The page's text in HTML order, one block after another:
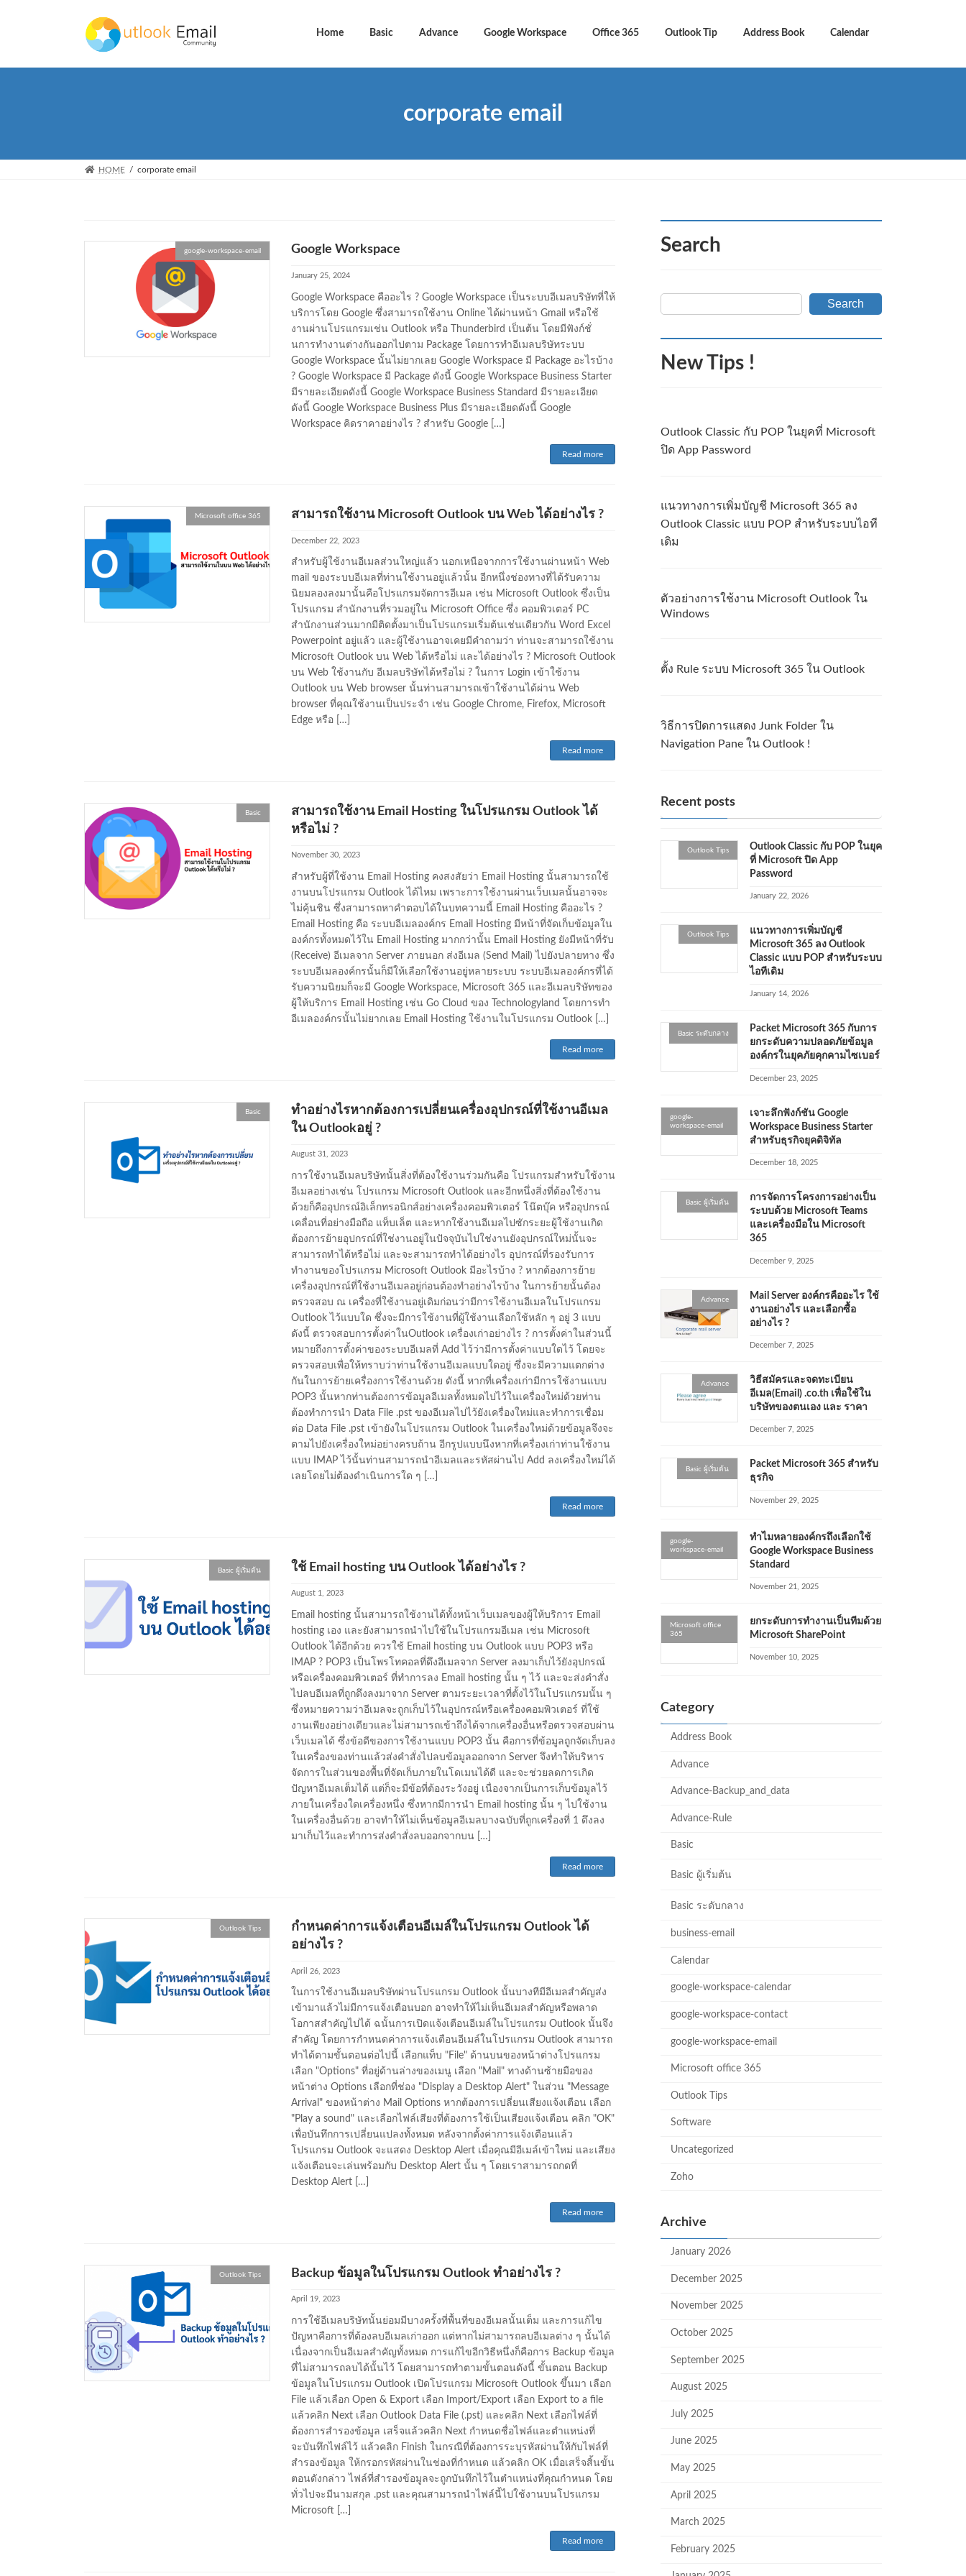
Home Basic Advance Google Workspace Office 365 Outlook Tip Address Book Calendar
corporate email
HOME corporate email
google-workspace-email Google Workspace
January 25, 2024
Google Workspace คืออะไร ? Google Workspace เป็นระบบอีเมลบริษัทที่ให้
บริการโดย Google ซึ่งสามารถใช้งาน Online ได้ผ่านหน้า Gmail หรือใช้
งานผ่านโปรแกรมเช่น Outlook หรือ Thunderbird เป็นต้น โดยมีฟังก์ชั่
นการทำงานต่างกันออกไปตาม Package โดยการทำอีเมลบริษัทระบบ
Google Workspace นั้นไม่ยากเลย Google Workspace มี Package อะไรบ้าง
? Google Workspace มี Package ดังนี้ Google Workspace Business Starter
มีรายละเอียดดังนี้ Google Workspace Business Standard มีรายละเอียด
ดังนี้ Google Workspace Business Plus มีรายละเอียดดังนี้ Google
Workspace คิดราคาอย่างไร ? สำหรับ Google […]
Read more
Microsoft office 365 สามารถใช้งาน Microsoft Outlook บน Web ได้อย่างไร ?
December 22, 2023
สำหรับผู้ใช้งานอีเมลส่วนใหญ่แล้ว นอกเหนือจากการใช้งานผ่านหน้า Web
mail ของระบบอีเมลที่ท่านใช้งานอยู่แล้วนั้น อีกหนึ่งช่องทางที่ได้รับความ
นิยมลองลงมานั้นคือโปรแกรมจัดการอีเมล เช่น Microsoft Outlook ซึ่งเป็น
โปรแกรม สำนักงานที่รวมอยู่ใน Microsoft Office ซึ่ง คอมพิวเตอร์ PC
สำนักงานส่วนมากมีติดตั้งมาเป็นโปรแกรมเริ่มต้นเช่นเดียวกัน Word Excel
Powerpoint อยู่แล้ว และผู้ใช้งานอาจเคยมีคำถามว่า ท่านจะสามารถใช้งาน
Microsoft Outlook บน Web ได้หรือไม่ และได้อย่างไร ? Microsoft Outlook
บน Web ใช้งานกับ อีเมลบริษัทได้หรือไม่ ? ในการ Login เข้าใช้งาน
Outlook บน Web browser นั้นท่านสามารถเข้าใช้งานได้ผ่าน Web
browser ที่คุณใช้งานเป็นประจำ เช่น Google Chrome, Firefox, Microsoft
Edge หรือ […]
Read more
Basic
สามารถใช้งาน Email Hosting ในโปรแกรม Outlook ได้
หรือไม่ ?
November 30, 2023
สำหรับผู้ที่ใช้งาน Email Hosting คงสงสัยว่า Email Hosting นั้นสามารถใช้
งานบนโปรแกรม Outlook ได้ไหม เพราะการใช้งานผ่านเว็บเมลนั้นอาจจะ
ไม่คุ้นชิน ซึ่งสามารถหาคำตอบได้ในบทความนี้ Email Hosting คืออะไร ?
Email Hosting คือ ระบบอีเมลองค์กร Email Hosting มีหน้าที่จัดเก็บข้อมูลใน
องค์กรทั้งหมดไว้ใน Email Hosting มากกว่านั้น Email Hosting ยังมีหน้าที่รับ
(Receive) อีเมลจาก Server ภายนอก ส่งอีเมล (Send Mail) ไปยังปลายทาง ซึ่ง
ระบบอีเมลองค์กรนั้นก็มีให้เลือกใช้งานอยู่หลายระบบ ระบบอีเมลองค์กรที่ได้
รับความนิยมก็จะมี Google Workspace, Microsoft 365 และอีเมลบริษัทของ
ผู้ให้บริการ Email Hosting เช่น Go Cloud ของ Technologyland โดยการทำ
อีเมลองค์กรนั้นไม่ยากเลย Email Hosting ใช้งานในโปรแกรม Outlook […]
Read more
Basic
ทำอย่างไรหากต้องการเปลี่ยนเครื่องอุปกรณ์ที่ใช้งานอีเมล
ใน Outlookอยู่ ?
August 31, 2023
การใช้งานอีเมลบริษัทนั้นสิ่งที่ต้องใช้งานร่วมกันคือ โปรแกรมสำหรับใช้งาน
อีเมลอย่างเช่น โปรแกรม Microsoft Outlook และอีกหนึ่งสิ่งที่ต้องใช้งาน
ด้วยก็คืออุปกรณ์อิเล็กทรอนิกส์อย่างเครื่องคอมพิวเตอร์ โน๊ตบุ๊ค หรืออุปกรณ์
เคลื่อนที่อย่างมือถือ แท็บเล็ต และหากใช้งานอีเมลไปซักระยะผู้ใช้งานเกิด
ต้องการย้ายอุปกรณ์ที่ใช่งานอยู่ในปัจจุบันไปใช่งานยังอุปกรณ์ใหม่นั้นจะ
สามารถทำได้หรือไม่ และจะสามารถทำได้อย่างไร อุปกรณ์ที่รองรับการ
ทำงานของโปรแกรม Microsoft Outlook มีอะไรบ้าง ? หากต้องการย้าย
เครื่องอุปกรณ์ที่ใช้งานอีเมลอยู่ก่อนต้องทำอย่างไรบ้าง ในการย้ายนั้นต้อง
ตรวจสอบ ณ เครื่องที่ใช้งานอยู่เดิมก่อนว่ามีการใช้งานอีเมลในโปรแกรม
Outlook ไว้แบบใด ซึ่งจะมีการใช้งานที่ผู้ใช้งานเลือกใช้หลัก ๆ อยู่ 3 แบบ
ดังนี้ ตรวจสอบการตั้งค่าในOutlook เครื่องเก่าอย่างไร ? การตั้งค่าในส่วนนี้
หมายถึงการตั้งค่าของระบบอีเมลที่ Add ไว้ว่ามีการตั้งค่าแบบใดไว้ โดยจะ
ตรวจสอบเพื่อให้ทราบว่าท่านใช้งานอีเมลแบบใดอยู่ ซึ่งจะมีความแตกต่าง
กันในการย้ายเครื่องการใช้งานด้วย ดังนี้ หากที่เครื่องเก่ามีการใช้งานแบบ
POP3 นั้นหากท่านต้องการข้อมูลอีเมลทั้งหมดไปไว้ในเครื่องใหม่ด้วยท่าน
ต้องทำการนำ Data File .pst ของอีเมลไปไว้ยังเครื่องใหม่และทำการเชื่อม
ต่อ Data File .pst เข้ายังในโปรแกรม Outlook ในเครื่องใหม่ด้วยข้อมูลจึงจะ
ตามไปยังเครื่องใหม่อย่างครบถ้าน อีกรูปแบบนึงหากที่เครื่องเก่าท่านใช้งาน
แบบ IMAP ไว้นั้นท่านสามารถนำอีเมลและรหัสผ่านไป Add ลงเครื่องใหม่ได้
เลยโดยไม่ต้องดำเนินการใด ๆ […]
Read more
Basic ผู้เริ่มต้น ใช้ Email hosting บน Outlook ได้อย่างไร ?
August 1, 2023
Email hosting นั้นสามารถใช้งานได้ทั้งหน้าเว็บเมลของผู้ให้บริการ Email
hosting เอง และยังสามารถนำไปใช้ในโปรแกรมอีเมล เช่น Microsoft
Outlook ได้อีกด้วย ควรใช้ Email hosting บน Outlook แบบ POP3 หรือ
IMAP ? POP3 เป็นโพรโทคอลที่ดึงอีเมลจาก Server ลงมาเก็บไว้ยังอุปกรณ์
หรือเครื่องคอมพิวเตอร์ ที่ทำการลง Email hosting นั้น ๆ ไว้ และจะส่งคำสั่ง
ไปลบอีเมลที่ถูกดึงลงมาจาก Server ตามระยะเวลาที่ตั้งไว้ในโปรแกรมนั้น ๆ
ซึ่งหมายความว่าอีเมลจะถูกเก็บไว้ในอุปกรณ์หรือเครื่องคอมพิวเตอร์ ที่ใช้
งานเพียงอย่างเดียวและไม่สามารถเข้าถึงได้จากเครื่องอื่นหรือตรวจสอบผ่าน
เว็บเมลได้ ซึ่งข้อดีของการใช้งานแบบ POP3 นั้น คือการที่ข้อมูลถูกจัดเก็บลง
ในเครื่องของท่านแล้วส่งคำสั่งไปลบข้อมูลออกจาก Server จึงทำให้บริหาร
จัดการในส่วนของพื้นที่จัดเก็บภายในโดเมนได้ดี และจะช่วยลดการเกิด
ปัญหาอีเมลเต็มได้ แต่ก็จะมีข้อที่ต้องระวังอยู่ เนื่องจากเป็นการเก็บข้อมูลไว้
ภายในเครื่องใดเครื่องหนึ่ง ซึ่งหากมีการนำ Email hosting นั้น ๆ ไปใช้งาน
ในเครื่องอื่นด้วย อาจทำให้ไม่เห็นข้อมูลอีเมลบางฉบับที่ถูกเครื่องที่ 1 ดึงลง
มาเก็บไว้และทำการส่งคำสั่งลบออกจากบน […]
Read more
Outlook Tips
กำหนดค่าการแจ้งเตือนอีเมล์ในโปรแกรม Outlook ได้
อย่างไร ?
April 26, 2023
ในการใช้งานอีเมลบริษัทผ่านโปรแกรม Outlook นั้นบางทีมีอีเมลสำคัญส่ง
เข้ามาแล้วไม่มีการแจ้งเตือนบอก อาจทำให้ไม่เห็นอีเมลสำคัญหรือพลาด
โอกาสสำคัญไปได้ ฉนั้นการเปิดแจ้งเตือนอีเมล์ในโปรแกรม Outlook นั้นจึง
สำคัญ โดยการกำหนดค่าการแจ้งเตือนอีเมล์ในโปรแกรม Outlook สามารถ
ทำได้ตามขั้นตอนต่อไปนี้ เลือกแท็บ "File" ด้านบนของหน้าต่างโปรแกรม
เลือก "Options" ที่อยู่ด้านล่างของเมนู เลือก "Mail" ทางด้านซ้ายมือของ
หน้าต่าง Options เลือกที่ช่อง "Display a Desktop Alert" ในส่วน "Message
Arrival" ของหน้าต่าง Mail Options หากต้องการเปลี่ยนเสียงแจ้งเตือน เลือก
"Play a sound" และเลือกไฟล์เสียงที่ต้องการใช้เป็นเสียงแจ้งเตือน คลิก "OK"
เพื่อบันทึกการเปลี่ยนแปลงทั้งหมด หลังจากตั้งค่าการแจ้งเตือนแล้ว
โปรแกรม Outlook จะแสดง Desktop Alert เมื่อคุณมีอีเมล์เข้าใหม่ และเสียง
แจ้งเตือนจะเล่นพร้อมกับ Desktop Alert นั้น ๆ โดยเราสามารถกดที่
Desktop Alert […]
Read more
Outlook Tips Backup ข้อมูลในโปรแกรม Outlook ทำอย่างไร ?
April 19, 2023
การใช้อีเมลบริษัทนั้นย่อมมีบางครั้งที่พื้นที่ของอีเมลนั้นเต็ม และการแก้ไข
ปัญหาคือการที่ต้องลบอีเมลเก่าออก แต่หากไม่สามารถลบอีเมลต่าง ๆ นั้นได้
เนื่องจากเป็นอีเมลสำคัญทั้งหมด การแก้ไขอีกวิธีหนึ่งก็คือการ Backup ข้อมูล
ที่ไม่สามารถลบได้นั้นไว้ โดยสามารถทำตามขั้นตอนดังนี้ ขั้นตอน Backup
ข้อมูลในโปรแกรม Outlook เปิดโปรแกรม Microsoft Outlook ขึ้นมา เลือก
File แล้วเลือก Open & Export เลือก Import/Export เลือก Export to a file
แล้วคลิก Next เลือก Outlook Data File (.pst) และคลิก Next เลือกไฟล์ที่
ต้องการสำรองข้อมูล เสร็จแล้วคลิก Next กำหนดชื่อไฟล์และตำแหน่งที่
จะบันทึกไฟล์ไว้ แล้วคลิก Finish ในกรณีที่ต้องการระบุรหัสผ่านให้กับไฟล์ที่
สำรองข้อมูล ให้กรอกรหัสผ่านในช่องที่กำหนด แล้วคลิก OK เมื่อเสร็จสิ้นขั้น
ตอนดังกล่าว ไฟล์ที่สำรองข้อมูลจะถูกบันทึกไว้ในตำแหน่งที่คุณกำหนด โดย
ทั่วไปจะมีนามสกุล .pst และคุณสามารถนำไฟล์นี้ไปใช้งานบนโปรแกรม
Microsoft […]
Read more
Search
Search
New Tips !
Outlook Classic กับ POP ในยุคที่ Microsoft
ปิด App Password
แนวทางการเพิ่มบัญชี Microsoft 365 ลง
Outlook Classic แบบ POP สำหรับระบบไอที
เดิม
ตัวอย่างการใช้งาน Microsoft Outlook ใน
Windows
ตั้ง Rule ระบบ Microsoft 365 ใน Outlook
วิธีการปิดการแสดง Junk Folder ใน
Navigation Pane ใน Outlook !
Recent posts
Outlook Tips
Outlook Classic กับ POP ในยุค
ที่ Microsoft ปิด App
Password
January 22, 2026
Outlook Tips
แนวทางการเพิ่มบัญชี
Microsoft 365 ลง Outlook
Classic แบบ POP สำหรับระบบ
ไอทีเดิม
January 14, 2026
Basic ระดับกลาง
Packet Microsoft 365 กับการ
ยกระดับความปลอดภัยข้อมูล
องค์กรในยุคภัยคุกคามไซเบอร์
December 23, 2025
google-
workspace-email
เจาะลึกฟังก์ชัน Google
Workspace Business Starter
สำหรับธุรกิจยุคดิจิทัล
December 18, 2025
Basic ผู้เริ่มต้น
การจัดการโครงการอย่างเป็น
ระบบด้วย Microsoft Teams
และเครื่องมือใน Microsoft
365
December 9, 2025
Advance
Mail Server องค์กรคืออะไร ใช้
งานอย่างไร และเลือกซื้อ
อย่างไร ?
December 7, 2025
Advance
วิธีสมัครและจดทะเบียน
อีเมล(Email) .co.th เพื่อใช้ใน
บริษัทของตนเอง และ ราคา
December 7, 2025
Basic ผู้เริ่มต้น
Packet Microsoft 365 สำหรับ
ธุรกิจ
November 29, 2025
google-
workspace-email
ทำไมหลายองค์กรถึงเลือกใช้
Google Workspace Business
Standard
November 21, 2025
Microsoft office
365
ยกระดับการทำงานเป็นทีมด้วย
Microsoft SharePoint
November 10, 2025
Category
Address Book
Advance
Advance-Backup_and_data
Advance-Rule
Basic
Basic ผู้เริ่มต้น
Basic ระดับกลาง
business-email
Calendar
google-workspace-calendar
google-workspace-contact
google-workspace-email
Microsoft office 365
Outlook Tips
Software
Uncategorized
Zoho
Archive
January 2026
December 2025
November 2025
October 2025
September 2025
August 2025
July 2025
June 2025
May 2025
April 2025
March 2025
February 2025